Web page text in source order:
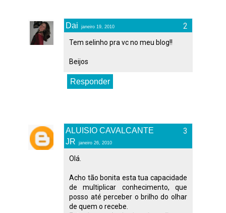
Dai janeiro 19, 2010
Tem selinho pra vc no meu blog!!
Beijos
Responder
ALUISIO CAVALCANTE
JR
janeiro 26, 2010
Olá.
Acho tão bonita esta tua capacidade
de multiplicar conhecimento, que
posso até perceber o brilho do olhar
de quem o recebe.